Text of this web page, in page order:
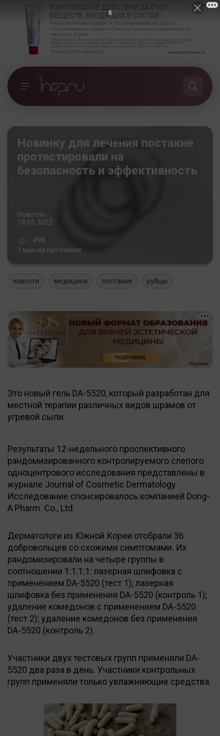
Новинку для лечения постакне
протестировали на
безопасность и эффективность
Новость
19.01.2022
498
1 мин на прочтение
новости медицина постакне рубцы
Это новый гель DA-5520, который разработан для
местной терапии различных видов шрамов от
угревой сыпи.
Результаты 12-недельного проспективного
рандомизированного контролируемого слепого
одноцентрового исследования представлены в
журнале Journal of Cosmetic Dermatology.
Исследование спонсировалось компанией Dong-
A Pharm. Co., Ltd.
Дерматологи из Южной Кореи отобрали 36
добровольцев со схожими симптомами. Их
рандомизировали на четыре группы в
соотношении 1:1:1:1: лазерная шлифовка с
применением DA-5520 (тест 1); лазерная
шлифовка без применения DA-5520 (контроль 1);
удаление комедонов с применением DA-5520
(тест 2); удаление комедонов без применения
DA-5520 (контроль 2).
Участники двух тестовых групп применяли DA-
5520 два раза в день. Участники контрольных
групп применяли только увлажняющие средства.
5